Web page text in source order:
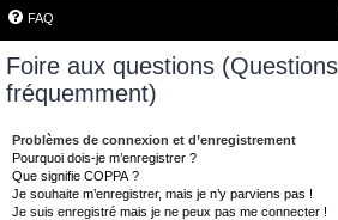
FAQ
Foire aux questions
fréquemment)
Problèmes de connexion et d’enregistrement
Pourquoi dois-je m’enregistrer ?
Que signifie COPPA ?
Je souhaite m’enregistrer, mais je n’y parviens pas !
Je suis enregistré mais je ne peux pas me connecter !